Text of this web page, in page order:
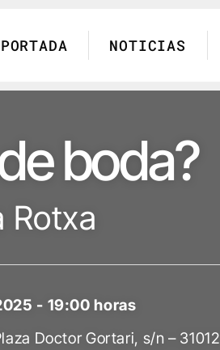
PORTADA NOTICIAS
boda?
Rotxa
- 19:00 horas
Doctor Gortari, s/n –